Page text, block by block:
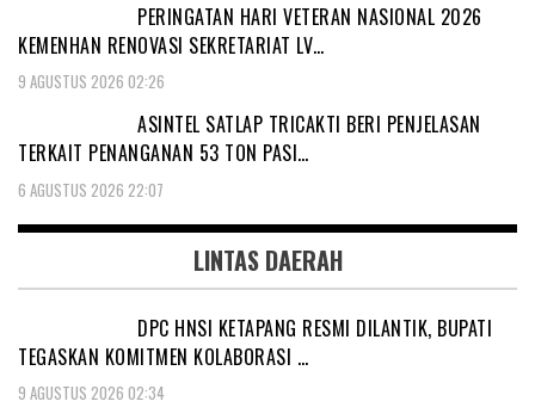
PERINGATAN HARI VETERAN NASIONAL 2026
KEMENHAN RENOVASI SEKRETARIAT LV…
9 AGUSTUS 2026 02:26
ASINTEL SATLAP TRICAKTI BERI PENJELASAN
TERKAIT PENANGANAN 53 TON PASI…
6 AGUSTUS 2026 22:07
LINTAS DAERAH
DPC HNSI KETAPANG RESMI DILANTIK, BUPATI
TEGASKAN KOMITMEN KOLABORASI …
9 AGUSTUS 2026 02:34